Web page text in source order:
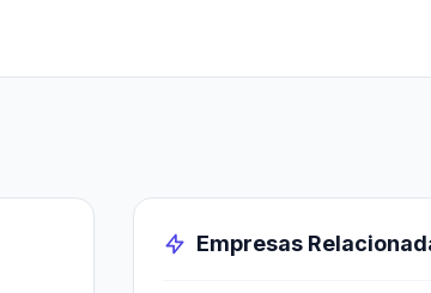
Empresas